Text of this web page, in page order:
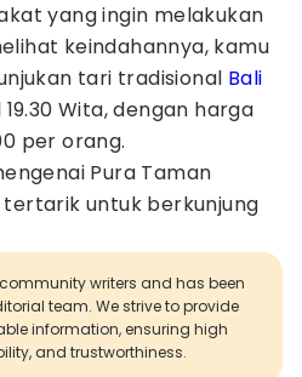
yang ingin melakukan
keindahannya, kamu
tari tradisional Bali
Wita, dengan harga
per orang.
Pura Taman
tertarik untuk berkunjung
writers and has been
team. We strive to provide
information, ensuring high
and trustworthiness.